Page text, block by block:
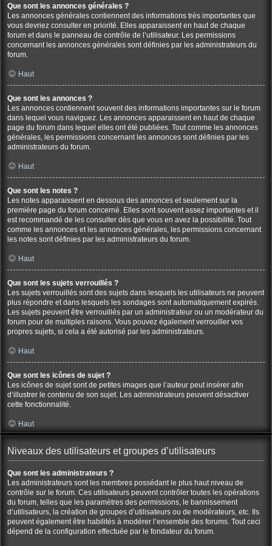
Que sont les annonces générales ?
Les annonces générales contiennent des informations très importantes que
vous devriez consulter en priorité. Elles apparaissent en haut de chaque
forum et dans le panneau de contrôle de l’utilisateur. Les permissions
concernant les annonces générales sont définies par les administrateurs du
forum.
Haut
Que sont les annonces ?
Les annonces contiennent souvent des informations importantes sur le forum
dans lequel vous naviguez. Les annonces apparaissent en haut de chaque
page du forum dans lequel elles ont été publiées. Tout comme les annonces
générales, les permissions concernant les annonces sont définies par les
administrateurs du forum.
Haut
Que sont les notes ?
Les notes apparaissent en dessous des annonces et seulement sur la
première page du forum concerné. Elles sont souvent assez importantes et il
est recommandé de les consulter dès que vous en avez la possibilité. Tout
comme les annonces et les annonces générales, les permissions concernant
les notes sont définies par les administrateurs du forum.
Haut
Que sont les sujets verrouillés ?
Les sujets verrouillés sont des sujets dans lesquels les utilisateurs ne peuvent
plus répondre et dans lesquels les sondages sont automatiquement expirés.
Les sujets peuvent être verrouillés par un administrateur ou un modérateur du
forum pour de multiples raisons. Vous pouvez également verrouiller vos
propres sujets, si cela a été autorisé par les administrateurs.
Haut
Que sont les icônes de sujet ?
Les icônes de sujet sont de petites images que l’auteur peut insérer afin
d’illustrer le contenu de son sujet. Les administrateurs peuvent désactiver
cette fonctionnalité.
Haut
Niveaux des utilisateurs et groupes d’utilisateurs
Que sont les administrateurs ?
Les administrateurs sont les membres possédant le plus haut niveau de
contrôle sur le forum. Ces utilisateurs peuvent contrôler toutes les opérations
du forum, telles que les paramètres des permissions, le bannissement
d’utilisateurs, la création de groupes d’utilisateurs ou de modérateurs, etc. Ils
peuvent également être habilités à modérer l’ensemble des forums. Tout ceci
dépend de la configuration effectuée par le fondateur du forum.